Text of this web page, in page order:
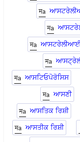
ਆਸਟਰੇਲੀਆਈ
ਆਸਟਿਓਪੋਰੋਸਿਸ
ਆਸਣੀ
ਆਸਤਿਕ ਰਿਸ਼ੀ
ਆਸਤੀਕ ਰਿਸ਼ੀ